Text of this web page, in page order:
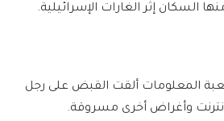
السكان إثر الغارات الإسرائيلية.
شعبة المعلومات ألقت القبض على رجل
وأغراض أخرى مسروقة.